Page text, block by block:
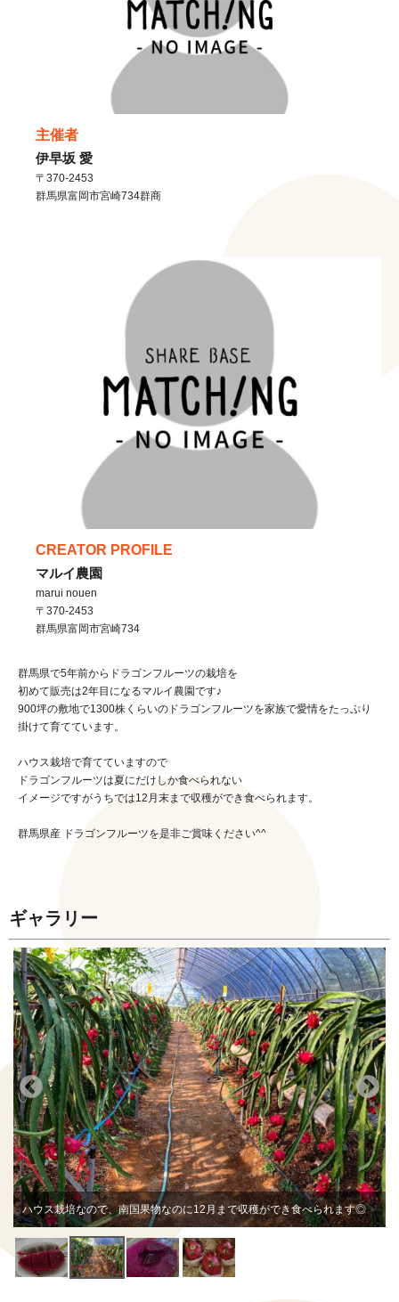
主催者
伊早坂 愛
〒370-2453
群馬県富岡市宮崎734群商
CREATOR PROFILE
マルイ農園
marui nouen
〒370-2453
群馬県富岡市宮崎734
群馬県で5年前からドラゴンフルーツの栽培を
初めて販売は2年目になるマルイ農園です♪
900坪の敷地で1300株くらいのドラゴンフルーツを家族で愛情をたっぷり
掛けて育てています。
ハウス栽培で育てていますので
ドラゴンフルーツは夏にだけしか食べられない
イメージですがうちでは12月末まで収穫ができ食べられます。
群馬県産 ドラゴンフルーツを是非ご賞味ください^^
ギャラリー
ハウス栽培なので、南国果物なのに12月まで収穫ができ食べられます◎